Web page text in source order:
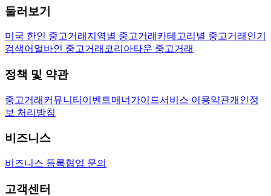
둘러보기
미국 한인 중고거래 지역별 중고거래 카테고리별 중고거래 인기
검색어 얼바인 중고거래 코리아타운 중고거래
정책 및 약관
중고거래 커뮤니티 이벤트매너가이드서비스 이용약관개인정
보 처리방침
비즈니스
비즈니스 등록협업 문의
고객센터